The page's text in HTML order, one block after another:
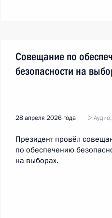
Совещание по
безопасности на
28 апреля 2026 года
Президент провёл
по обеспечению
на выборах.